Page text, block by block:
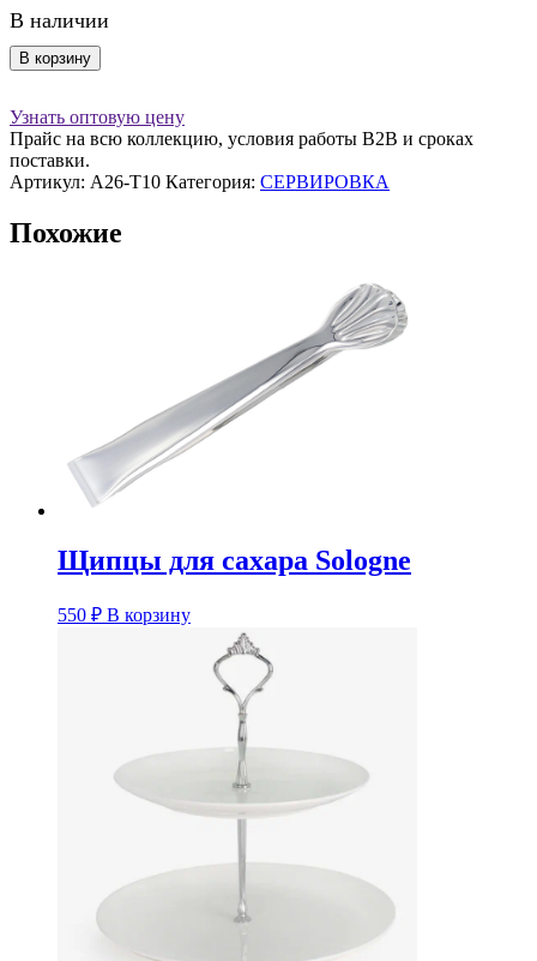
В наличии
Количество
товара
для
еды
набор
5
Multicolor
A26-
В корзину
Узнать оптовую цену
Прайс на всю коллекцию, условия работы В2В и сроках
поставки.
Артикул: A26-T10 Категория: СЕРВИРОВКА
Похожие
Щипцы для сахара Sologne
550 ₽ В корзину